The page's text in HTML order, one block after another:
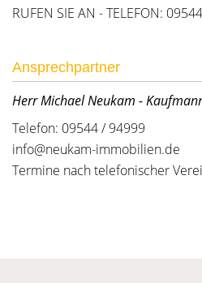
RUFEN SIE AN - TELEFON:
Ansprechpartner
Herr Michael Neukam -
Telefon: 09544 / 94999
info@neukam-immobilien.de
Termine nach telefonischer